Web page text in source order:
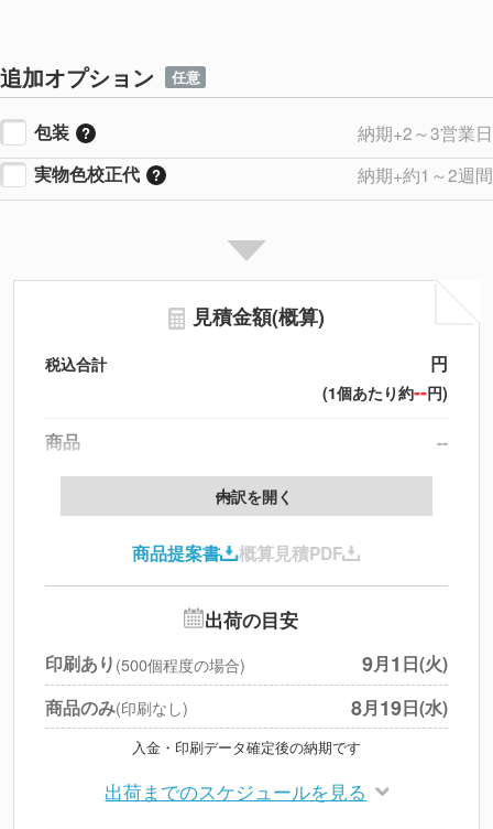
追加オプション 任意
包装
納期+2～3営業日
実物色校正代
納期+約1～2週間
見積金額(概算)
税込合計 円
(1個あたり約--円)
商品
--
製版代
印刷代
北海道・沖縄・離島 別途
円
※上記小計は税別です
内訳を開く
商品提案書 概算見積PDF
出荷の目安
印刷あり (500個程度の場合) 9月1 日(火)
商品のみ(印刷なし) 8月19日(水)
入金・印刷データ確定後の納期です
出荷までのスケジュールを見る